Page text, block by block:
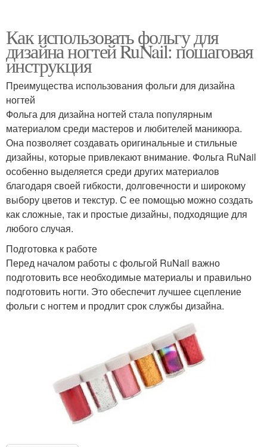
Как использовать фольгу для
дизайна ногтей RuNail: пошаговая
инструкция
Преимущества использования фольги для дизайна
ногтей
Фольга для дизайна ногтей стала популярным
материалом среди мастеров и любителей маникюра.
Она позволяет создавать оригинальные и стильные
дизайны, которые привлекают внимание. Фольга RuNail
особенно выделяется среди других материалов
благодаря своей гибкости, долговечности и широкому
выбору цветов и текстур. С ее помощью можно создать
как сложные, так и простые дизайны, подходящие для
любого случая.
Подготовка к работе
Перед началом работы с фольгой RuNail важно
подготовить все необходимые материалы и правильно
подготовить ногти. Это обеспечит лучшее сцепление
фольги с ногтем и продлит срок службы дизайна.